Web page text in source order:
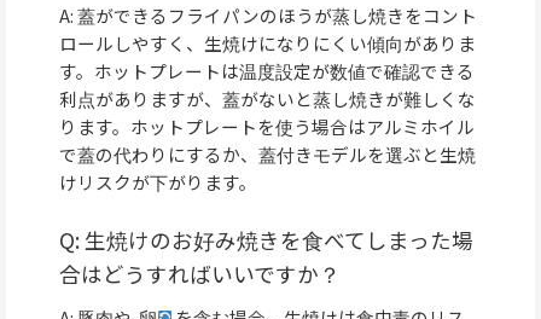
A: 蓋ができるフライパンのほうが蒸し焼きをコント
ロールしやすく、生焼けになりにくい傾向がありま
す。ホットプレートは温度設定が数値で確認できる
利点がありますが、蓋がないと蒸し焼きが難しくな
ります。ホットプレートを使う場合はアルミホイル
で蓋の代わりにするか、蓋付きモデルを選ぶと生焼
けリスクが下がります。
Q: 生焼けのお好み焼きを食べてしまった場
合はどうすればいいですか？